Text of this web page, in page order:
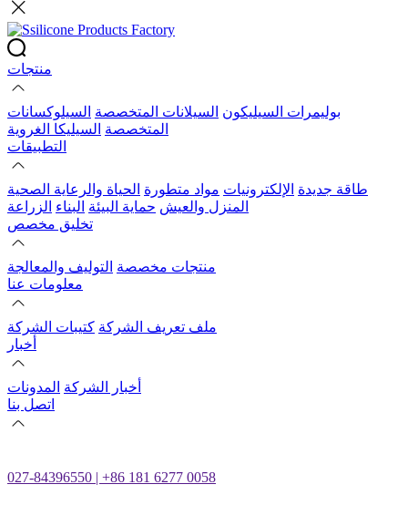
منتجات
بوليمرات السيليكون السيلانات المتخصصة السيلوكسانات
المتخصصة السيليكا الغروية
التطبيقات
طاقة جديدة الإلكترونيات مواد متطورة الحياة والرعاية الصحية
المنزل والعيش حماية البيئة البناء الزراعة
تخليق مخصص
منتجات مخصصة التوليف والمعالجة
معلومات عنا
ملف تعريف الشركة كتيبات الشركة
أخبار
أخبار الشركة المدونات
اتصل بنا
027-84396550 | +86 181 6277 0058